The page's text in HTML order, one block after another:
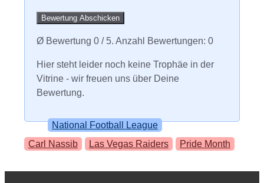
Bewertung Abschicken
Ø Bewertung 0 / 5. Anzahl Bewertungen: 0
Hier steht leider noch keine Trophäe in der
Vitrine - wir freuen uns über Deine
Bewertung.
KategorienNational Football League
Schlagwörter
Carl Nassib Las Vegas Raiders Pride Month